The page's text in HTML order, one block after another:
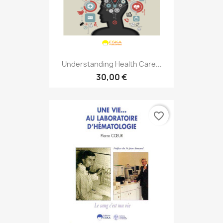
Understanding Health Care...
30,00 €
favorite_border